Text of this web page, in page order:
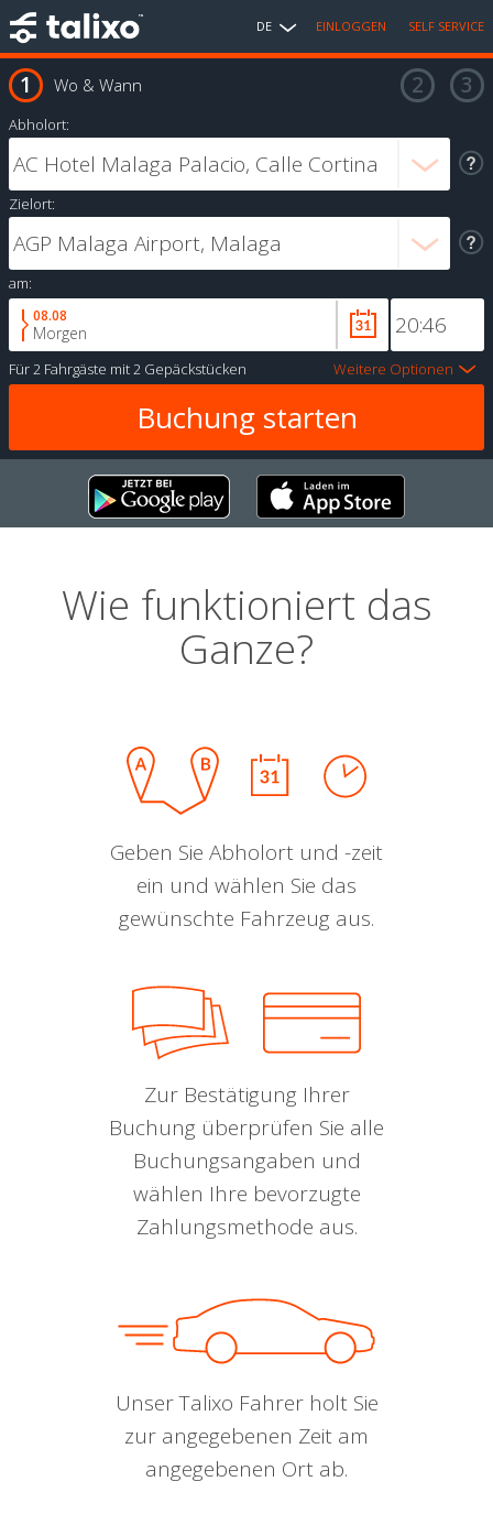
DE EINLOGGEN SELF SERVICE
Wo & Wann
Abholort:
Zielort:
am:
08.08
Morgen
Für2 Fahrgäste mit2 Gepäckstücken Weitere Optionen
Wie funktioniert das
Ganze?
Geben Sie Abholort und -zeit
ein und wählen Sie das
gewünschte Fahrzeug aus.
Zur Bestätigung Ihrer
Buchung überprüfen Sie alle
Buchungsangaben und
wählen Ihre bevorzugte
Zahlungsmethode aus.
Unser Talixo Fahrer holt Sie
zur angegebenen Zeit am
angegebenen Ort ab.